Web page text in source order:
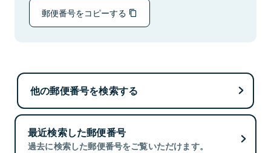
郵便番号をコピーする
他の郵便番号を検索する
最近検索した郵便番号
過去に検索した郵便番号をご覧いただけます。